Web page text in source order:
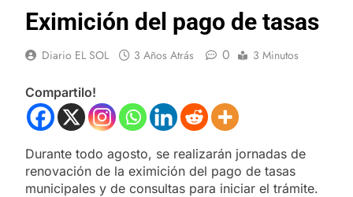
Eximición del pago de tasas
Diario EL SOL 3 Años Atrás 0 3 Minutos
Compartilo!
Durante todo agosto, se realizarán jornadas de
renovación de la eximición del pago de tasas
municipales y de consultas para iniciar el trámite.